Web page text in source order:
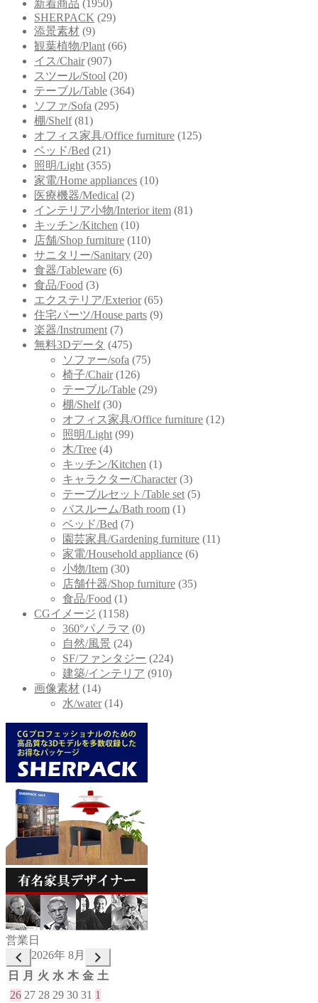
新着商品 (1950)
SHERPACK (29)
添景素材 (9)
観葉植物/Plant (66)
イス/Chair (907)
スツール/Stool (20)
テーブル/Table (364)
ソファ/Sofa (295)
棚/Shelf (81)
オフィス家具/Office furniture (125)
ベッド/Bed (21)
照明/Light (355)
家電/Home appliances (10)
医療機器/Medical (2)
インテリア小物/Interior item (81)
キッチン/Kitchen (10)
店舗/Shop furniture (110)
サニタリー/Sanitary (20)
食器/Tableware (6)
食品/Food (3)
エクステリア/Exterior (65)
住宅パーツ/House parts (9)
楽器/Instrument (7)
無料3Dデータ (475)
ソファー/sofa (75)
椅子/Chair (126)
テーブル/Table (29)
棚/Shelf (30)
オフィス家具/Office furniture (12)
照明/Light (99)
木/Tree (4)
キッチン/Kitchen (1)
キャラクター/Character (3)
テーブルセット/Table set (5)
バスルーム/Bath room (1)
ベッド/Bed (7)
園芸家具/Gardening furniture (11)
家電/Household appliance (6)
小物/Item (30)
店舗什器/Shop furniture (35)
食品/Food (1)
CGイメージ (1158)
360°パノラマ (0)
自然/風景 (24)
SF/ファンタジー (224)
建築/インテリア (910)
画像素材 (14)
水/water (14)
営業日
2026年 8月
日
月 火 水 木 金 土
26 27 28 29 30 31 1